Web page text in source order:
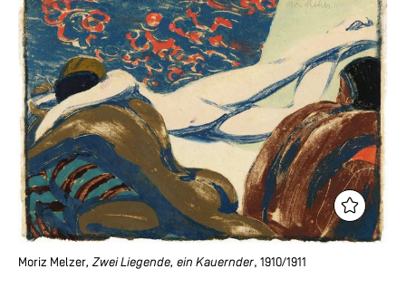
Moriz Melzer, Zwei Liegende, ein Kauernder, 1910/1911